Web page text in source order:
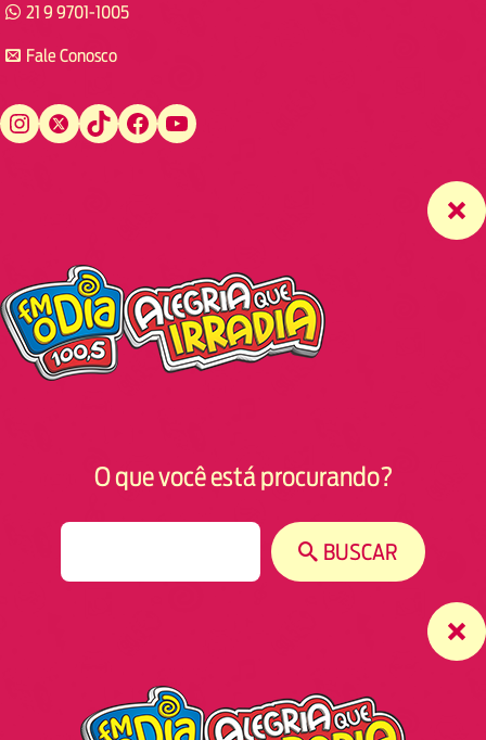
21 9 9701-1005
Fale Conosco
Instagram Twitter TikTok Facebook YouTube
O que você está procurando?
BUSCAR